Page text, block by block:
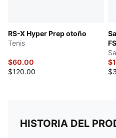
RS-X Hyper Prep otoño
Tenis
$60.00
$120.00
FS
HISTORIA DEL